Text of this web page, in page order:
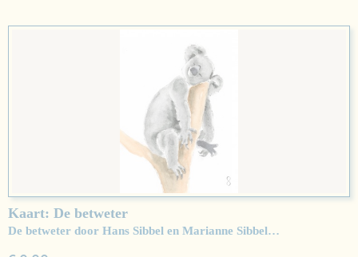
Kaart: De betweter
De betweter door Hans Sibbel en Marianne Sibbel…